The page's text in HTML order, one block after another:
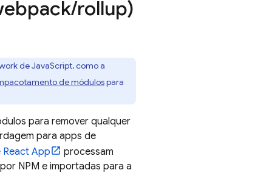
/rollup)
de JavaScript, como a
de módulospara
para remover qualquer
para apps de
React App
processam
NPM e importadas para a